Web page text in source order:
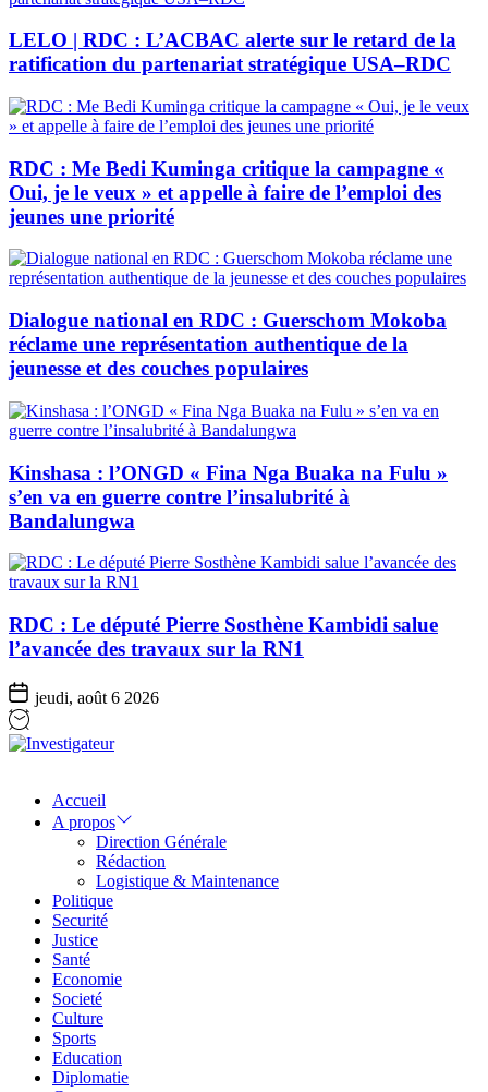
LELO | RDC : L’ACBAC alerte sur le retard de la
ratification du partenariat stratégique USA–RDC
RDC : Me Bedi Kuminga critique la campagne «
Oui, je le veux » et appelle à faire de l’emploi des
jeunes une priorité
Dialogue national en RDC : Guerschom Mokoba
réclame une représentation authentique de la
jeunesse et des couches populaires
Kinshasa : l’ONGD « Fina Nga Buaka na Fulu »
s’en va en guerre contre l’insalubrité à
Bandalungwa
RDC : Le député Pierre Sosthène Kambidi salue
l’avancée des travaux sur la RN1
jeudi, août 6 2026
Accueil
A propos
Direction Générale
Rédaction
Logistique & Maintenance
Politique
Securité
Justice
Santé
Economie
Societé
Culture
Sports
Education
Diplomatie